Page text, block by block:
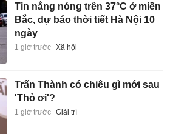
Tin nắng nóng trên 37°C ở miền
Bắc, dự báo thời tiết Hà Nội 10
ngày
1 giờ trước Xã hội
Trấn Thành có chiêu gì mới sau
'Thỏ ơi'?
1 giờ trước Giải trí